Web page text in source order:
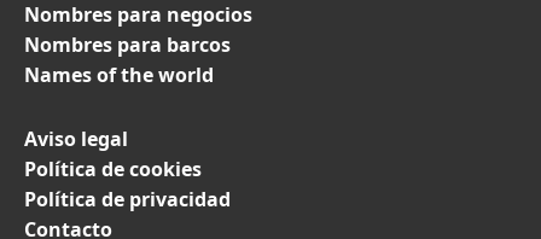
Nombres para negocios
Nombres para barcos
Names of the world
Aviso legal
Política de cookies
Política de privacidad
Contacto